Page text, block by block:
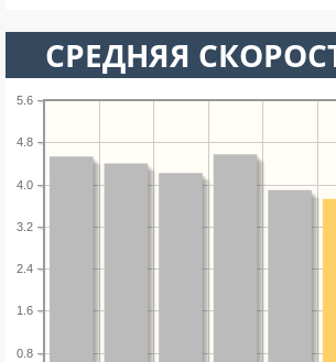
СРЕДНЯЯ
0.8
1.6
2.4
3.2
4.0
4.8
5.6